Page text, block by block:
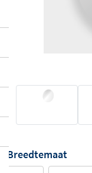
Breedtemaat